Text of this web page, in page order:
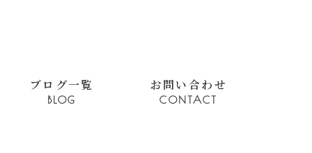
ブログ一覧
BLOG
お問い合わせ
CONTACT